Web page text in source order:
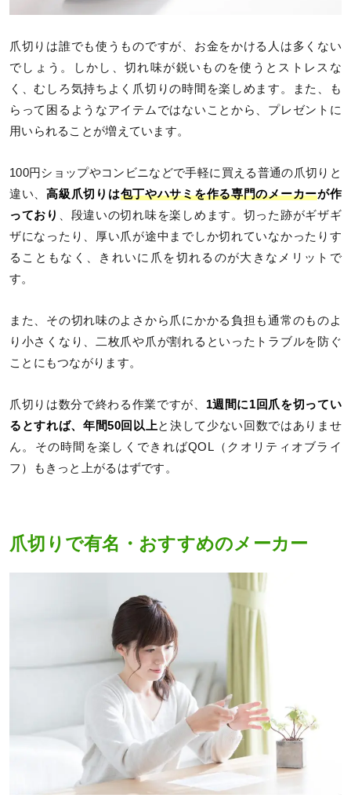
爪切りは誰でも使うものですが、お金をかける人は多くない
でしょう。しかし、切れ味が鋭いものを使うとストレスな
く、むしろ気持ちよく爪切りの時間を楽しめます。また、も
らって困るようなアイテムではないことから、プレゼントに
用いられることが増えています。
100円ショップやコンビニなどで手軽に買える普通の爪切りと
違い、高級爪切りは包丁やハサミを作る専門のメーカーが作
っており
、段違いの切れ味を楽しめます。切った跡がギザギ
ザになったり、厚い爪が途中までしか切れていなかったりす
ることもなく、きれいに爪を切れるのが大きなメリットで
す。
また、その切れ味のよさから爪にかかる負担も通常のものよ
り小さくなり、二枚爪や爪が割れるといったトラブルを防ぐ
ことにもつながります。
爪切りは数分で終わる作業ですが、 1週間に1回爪を切ってい
るとすれば、年間50回以上と決して少ない回数ではありませ
ん。その時間を楽しくできればQOL（クオリティオブライ
フ）もきっと上がるはずです。
爪切りで有名・おすすめのメーカー